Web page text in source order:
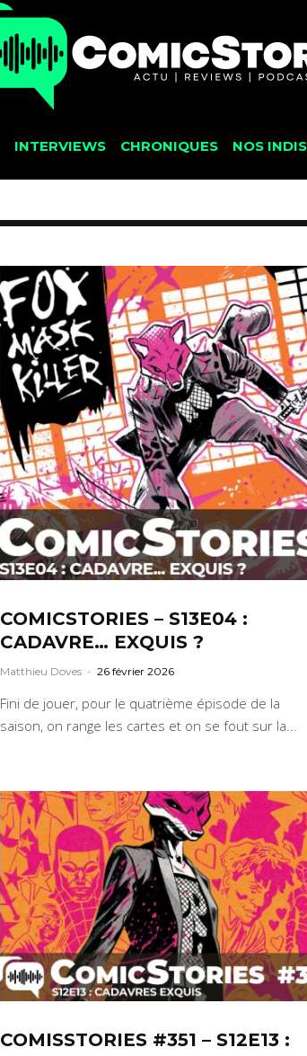
INTERVIEWS CHRONIQUES NOS
COMICSTORIES – S13E04 :
CADAVRE… EXQUIS ?
Matthieu Doves · 26 février 2026
Fini de jouer, pour le quatrième épisode de la
saison, on range les cartes et on se fout sur la...
COMISSTORIES #351 – S12E13 :